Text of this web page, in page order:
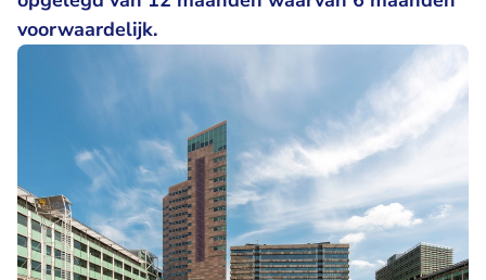
voorwaardelijk.